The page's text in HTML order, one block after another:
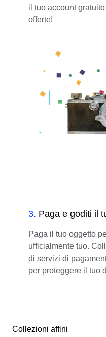
il tuo account
offerte!
3. Paga e goditi il
Paga il tuo oggetto
ufficialmente tuo.
di servizi di
per proteggere il tuo
Collezioni affini